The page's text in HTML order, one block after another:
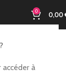
accéder à
0 0,00